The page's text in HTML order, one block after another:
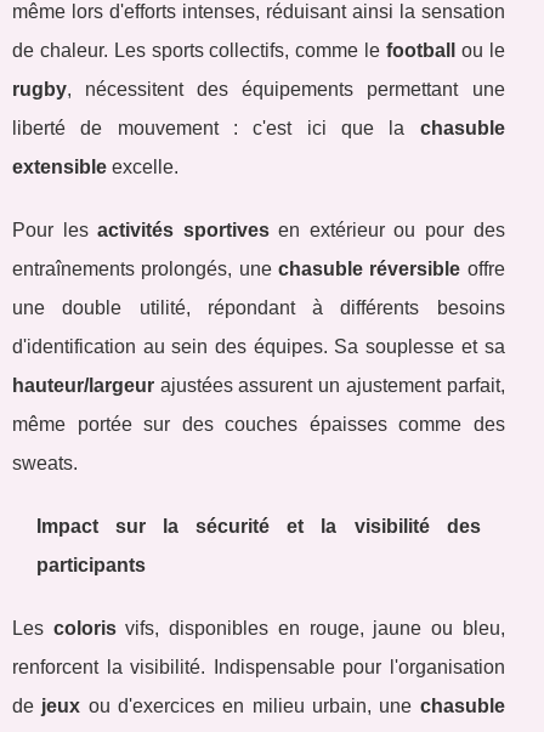
même lors d'efforts intenses, réduisant ainsi la sensation
de chaleur. Les sports collectifs, comme le football
ou le
rugby, nécessitent des équipements permettant une
liberté de mouvement : c'est ici que la chasuble
extensible excelle.
Pour lesactivités sportivesen extérieur ou pour des
entraînements prolongés, une chasuble réversible offre
une double utilité, répondant à différents besoins
d'identification au sein des équipes. Sa souplesse et sa
hauteur/largeur ajustées assurent un ajustement parfait,
même portée sur des couches épaisses comme des
sweats.
Impact sur la sécurité et la visibilité des
participants
Les colorisvifs, disponibles en rouge, jaune ou bleu,
renforcent la visibilité. Indispensable pour l'organisation
de jeux ou d'exercices en milieu urbain, une chasuble